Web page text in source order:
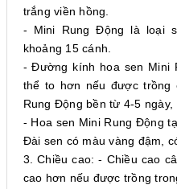
trắng viền hồng.
- Mini Rung Động là loại
khoảng 15 cánh.
- Đường kính hoa sen Mini
thể to hơn nếu được
Rung Động bền từ 4-5 ngày,
- Hoa sen Mini Rung Động
Đài sen có màu vàng đậm,
3. Chiều cao: - Chiều cao
cao hơn nếu được trồng